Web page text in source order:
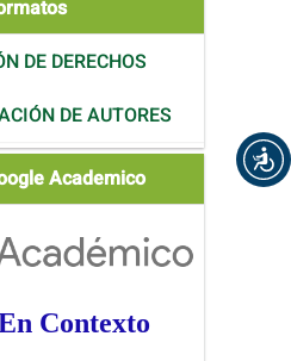
DE DERECHOS
DE AUTORES
Academico